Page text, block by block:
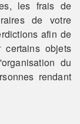
les frais de
de votre
afin de
objets
du
rendant